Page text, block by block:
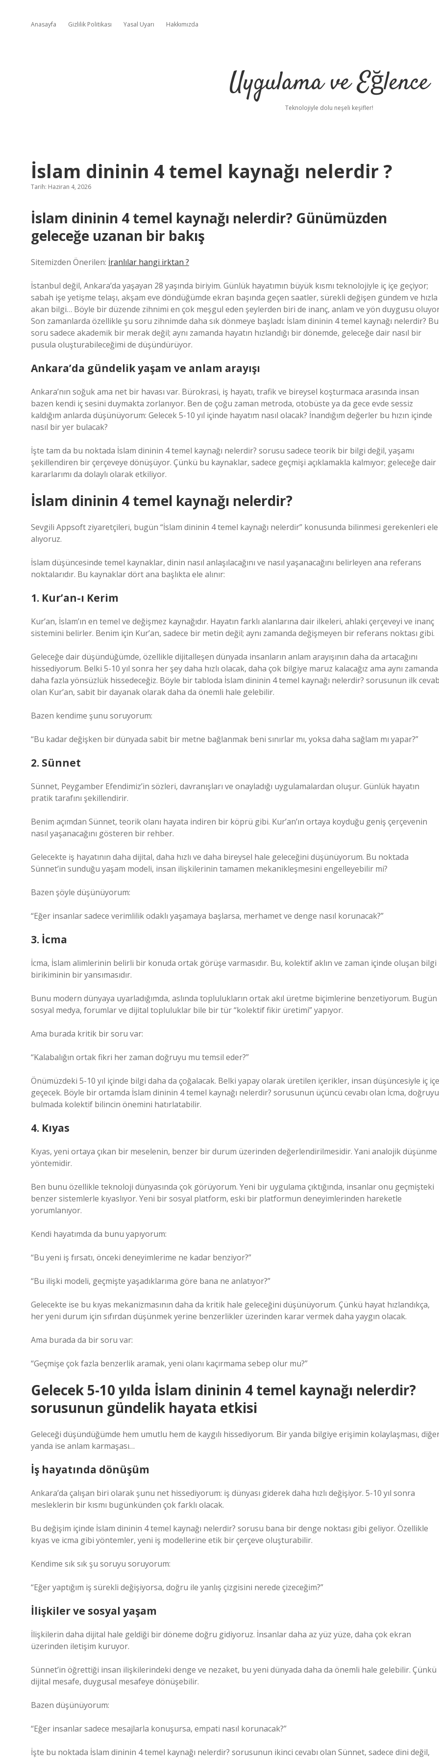
Anasayfa Gizlilik Politikası Yasal Uyarı Hakkımızda
Uygulama ve Eğlence
Teknolojiyle dolu neşeli keşifler!
İslam dininin 4 temel kaynağı nelerdir ?
Tarih: Haziran 4, 2026
İslam dininin 4 temel kaynağı nelerdir? Günümüzden
geleceğe uzanan bir bakış
Sitemizden Önerilen: İranlılar hangi irktan ?
İstanbul değil, Ankara’da yaşayan 28 yaşında biriyim. Günlük hayatımın büyük kısmı teknolojiyle iç içe geçiyor;
sabah işe yetişme telaşı, akşam eve döndüğümde ekran başında geçen saatler, sürekli değişen gündem ve hızla
akan bilgi… Böyle bir düzende zihnimi en çok meşgul eden şeylerden biri de inanç, anlam ve yön duygusu
Son zamanlarda özellikle şu soru zihnimde daha sık dönmeye başladı: İslam dininin 4 temel kaynağı nelerdir? Bu
soru sadece akademik bir merak değil; aynı zamanda hayatın hızlandığı bir dönemde, geleceğe dair nasıl bir
pusula oluşturabileceğimi de düşündürüyor.
Ankara’da gündelik yaşam ve anlam arayışı
Ankara’nın soğuk ama net bir havası var. Bürokrasi, iş hayatı, trafik ve bireysel koşturmaca arasında insan
bazen kendi iç sesini duymakta zorlanıyor. Ben de çoğu zaman metroda, otobüste ya da gece evde sessiz
kaldığım anlarda düşünüyorum: Gelecek 5-10 yıl içinde hayatım nasıl olacak? İnandığım değerler bu hızın içinde
nasıl bir yer bulacak?
İşte tam da bu noktada İslam dininin 4 temel kaynağı nelerdir? sorusu sadece teorik bir bilgi değil, yaşamı
şekillendiren bir çerçeveye dönüşüyor. Çünkü bu kaynaklar, sadece geçmişi açıklamakla kalmıyor; geleceğe dair
kararlarımı da dolaylı olarak etkiliyor.
İslam dininin 4 temel kaynağı nelerdir?
Sevgili Appsoft ziyaretçileri, bugün “İslam dininin 4 temel kaynağı nelerdir” konusunda bilinmesi gerekenleri ele
alıyoruz.
İslam düşüncesinde temel kaynaklar, dinin nasıl anlaşılacağını ve nasıl yaşanacağını belirleyen ana referans
noktalarıdır. Bu kaynaklar dört ana başlıkta ele alınır:
1. Kur’an-ı Kerim
Kur’an, İslam’ın en temel ve değişmez kaynağıdır. Hayatın farklı alanlarına dair ilkeleri, ahlaki çerçeveyi ve inanç
sistemini belirler. Benim için Kur’an, sadece bir metin değil; aynı zamanda değişmeyen bir referans noktası gibi.
Geleceğe dair düşündüğümde, özellikle dijitalleşen dünyada insanların anlam arayışının daha da artacağını
hissediyorum. Belki 5-10 yıl sonra her şey daha hızlı olacak, daha çok bilgiye maruz kalacağız ama aynı zamanda
daha fazla yönsüzlük hissedeceğiz. Böyle bir tabloda İslam dininin 4 temel kaynağı nelerdir? sorusunun ilk
olan Kur’an, sabit bir dayanak olarak daha da önemli hale gelebilir.
Bazen kendime şunu soruyorum:
“Bu kadar değişken bir dünyada sabit bir metne bağlanmak beni sınırlar mı, yoksa daha sağlam mı yapar?”
2. Sünnet
Sünnet, Peygamber Efendimiz’in sözleri, davranışları ve onayladığı uygulamalardan oluşur. Günlük hayatın
pratik tarafını şekillendirir.
Benim açımdan Sünnet, teorik olanı hayata indiren bir köprü gibi. Kur’an’ın ortaya koyduğu geniş çerçevenin
nasıl yaşanacağını gösteren bir rehber.
Gelecekte iş hayatının daha dijital, daha hızlı ve daha bireysel hale geleceğini düşünüyorum. Bu noktada
Sünnet’in sunduğu yaşam modeli, insan ilişkilerinin tamamen mekanikleşmesini engelleyebilir mi?
Bazen şöyle düşünüyorum:
“Eğer insanlar sadece verimlilik odaklı yaşamaya başlarsa, merhamet ve denge nasıl korunacak?”
3. İcma
İcma, İslam alimlerinin belirli bir konuda ortak görüşe varmasıdır. Bu, kolektif aklın ve zaman içinde oluşan bilgi
birikiminin bir yansımasıdır.
Bunu modern dünyaya uyarladığımda, aslında toplulukların ortak akıl üretme biçimlerine benzetiyorum. Bugün
sosyal medya, forumlar ve dijital topluluklar bile bir tür “kolektif fikir üretimi” yapıyor.
Ama burada kritik bir soru var:
“Kalabalığın ortak fikri her zaman doğruyu mu temsil eder?”
Önümüzdeki 5-10 yıl içinde bilgi daha da çoğalacak. Belki yapay olarak üretilen içerikler, insan düşüncesiyle iç içe
geçecek. Böyle bir ortamda İslam dininin 4 temel kaynağı nelerdir? sorusunun üçüncü cevabı olan İcma, doğruyu
bulmada kolektif bilincin önemini hatırlatabilir.
4. Kıyas
Kıyas, yeni ortaya çıkan bir meselenin, benzer bir durum üzerinden değerlendirilmesidir. Yani analojik düşünme
yöntemidir.
Ben bunu özellikle teknoloji dünyasında çok görüyorum. Yeni bir uygulama çıktığında, insanlar onu geçmişteki
benzer sistemlerle kıyaslıyor. Yeni bir sosyal platform, eski bir platformun deneyimlerinden hareketle
yorumlanıyor.
Kendi hayatımda da bunu yapıyorum:
“Bu yeni iş fırsatı, önceki deneyimlerime ne kadar benziyor?”
“Bu ilişki modeli, geçmişte yaşadıklarıma göre bana ne anlatıyor?”
Gelecekte ise bu kıyas mekanizmasının daha da kritik hale geleceğini düşünüyorum. Çünkü hayat hızlandıkça,
her yeni durum için sıfırdan düşünmek yerine benzerlikler üzerinden karar vermek daha yaygın olacak.
Ama burada da bir soru var:
“Geçmişe çok fazla benzerlik aramak, yeni olanı kaçırmama sebep olur mu?”
Gelecek 5-10 yılda İslam dininin 4 temel kaynağı nelerdir?
sorusunun gündelik hayata etkisi
Geleceği düşündüğümde hem umutlu hem de kaygılı hissediyorum. Bir yanda bilgiye erişimin kolaylaşması,
yanda ise anlam karmaşası…
İş hayatında dönüşüm
Ankara’da çalışan biri olarak şunu net hissediyorum: iş dünyası giderek daha hızlı değişiyor. 5-10 yıl sonra
mesleklerin bir kısmı bugünkünden çok farklı olacak.
Bu değişim içinde İslam dininin 4 temel kaynağı nelerdir? sorusu bana bir denge noktası gibi geliyor. Özellikle
kıyas ve icma gibi yöntemler, yeni iş modellerine etik bir çerçeve oluşturabilir.
Kendime sık sık şu soruyu soruyorum:
“Eğer yaptığım iş sürekli değişiyorsa, doğru ile yanlış çizgisini nerede çizeceğim?”
İlişkiler ve sosyal yaşam
İlişkilerin daha dijital hale geldiği bir döneme doğru gidiyoruz. İnsanlar daha az yüz yüze, daha çok ekran
üzerinden iletişim kuruyor.
Sünnet’in öğrettiği insan ilişkilerindeki denge ve nezaket, bu yeni dünyada daha da önemli hale gelebilir. Çünkü
dijital mesafe, duygusal mesafeye dönüşebilir.
Bazen düşünüyorum:
“Eğer insanlar sadece mesajlarla konuşursa, empati nasıl korunacak?”
İşte bu noktada İslam dininin 4 temel kaynağı nelerdir? sorusunun ikinci cevabı olan Sünnet, sadece dini değil,